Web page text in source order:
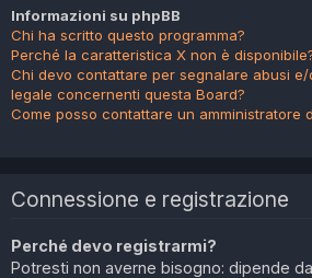
Informazioni su phpBB
Chi ha scritto questo programma?
Perché la caratteristica X non è
Chi devo contattare per segnalare abusi e/
legale concernenti questa Board?
Come posso contattare un amministratore
Connessione e registrazione
Perché devo registrarmi?
Potresti non averne bisogno: dipende